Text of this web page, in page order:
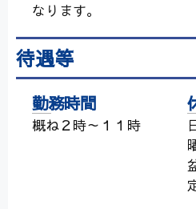
なります。
待遇等
勤務時間
概ね２時～１１時